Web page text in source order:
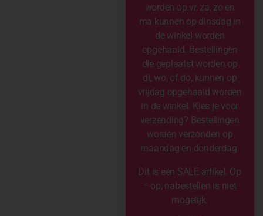
worden op vr, za, zo en
ma kunnen op dinsdag in
de winkel worden
opgehaald. Bestellingen
die geplaatst worden op
di, wo, of do, kunnen op
vrijdag opgehaald worden
in de winkel. Kies je voor
verzending? Bestellingen
worden verzonden op
maandag en donderdag.
Dit is een SALE artikel. Op
= op, nabestellen is niet
mogelijk.